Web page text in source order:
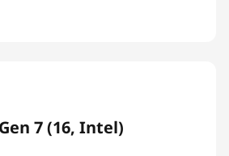
7 (16, Intel)